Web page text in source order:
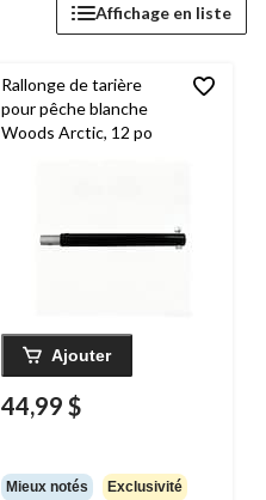
Affichage en liste
Rallonge de tarière
pour pêche blanche
Woods Arctic, 12 po
Ajouter
44,99 $
Mieux notés Exclusivité